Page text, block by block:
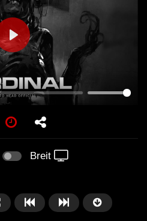
PLAY
Breit